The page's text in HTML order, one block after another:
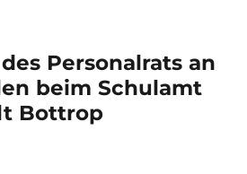
Personalrats an
beim Schulamt
Bottrop